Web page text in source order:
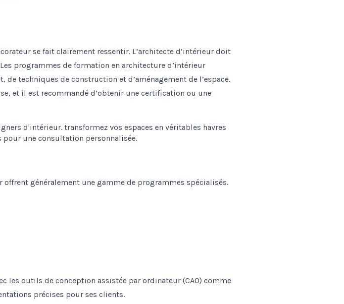
se fait clairement ressentir. L’architecte d’intérieur doit
programmes de formation en architecture d’intérieur
techniques de construction et d’aménagement de l’espace.
et il est recommandé d’obtenir une certification ou une
offrent généralement une gamme de programmes spécialisés.
les outils de conception assistée par ordinateur (CAO) comme
précises pour ses clients.